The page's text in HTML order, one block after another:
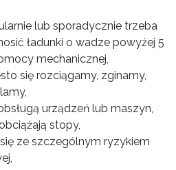
lub sporadycznie trzeba
ładunki o wadze powyżej 5
mechanicznej,
się rozciągamy, zginamy,
urządzeń lub maszyn,
stopy,
ze szczególnym ryzykiem